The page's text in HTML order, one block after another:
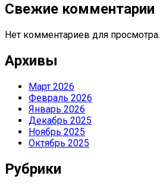
Свежие комментарии
Нет комментариев для просмотра.
Архивы
Март 2026
Февраль 2026
Январь 2026
Декабрь 2025
Ноябрь 2025
Октябрь 2025
Рубрики